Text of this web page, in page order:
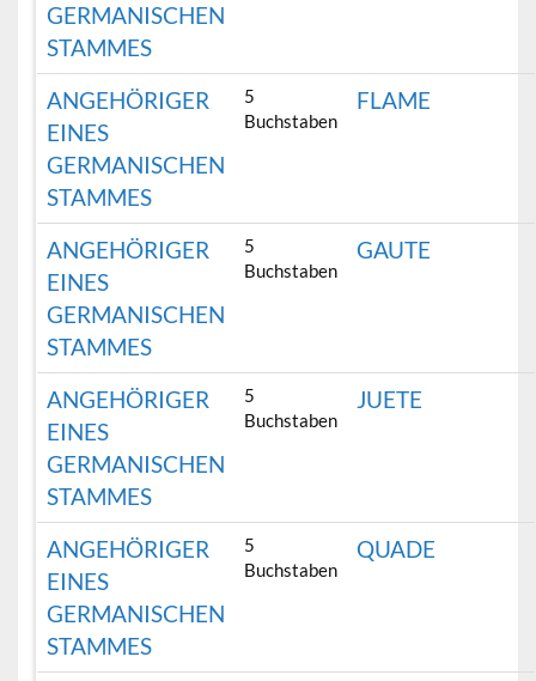
GERMANISCHEN
STAMMES
ANGEHÖRIGER
EINES
GERMANISCHEN
STAMMES
5
Buchstaben
FLAME
ANGEHÖRIGER
EINES
GERMANISCHEN
STAMMES
5
Buchstaben
GAUTE
ANGEHÖRIGER
EINES
GERMANISCHEN
STAMMES
5
Buchstaben
JUETE
ANGEHÖRIGER
EINES
GERMANISCHEN
STAMMES
5
Buchstaben
QUADE